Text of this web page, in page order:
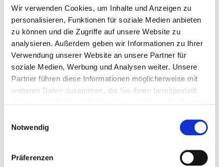
Wir verwenden Cookies, um Inhalte und Anzeigen zu
personalisieren, Funktionen für soziale Medien anbieten
zu können und die Zugriffe auf unsere Website zu
analysieren. Außerdem geben wir Informationen zu Ihrer
Verwendung unserer Website an unsere Partner für
soziale Medien, Werbung und Analysen weiter. Unsere
Partner führen diese Informationen möglicherweise mit
weiteren Daten zusammen, die Sie ihnen bereitgestellt
Notwendig
Präferenzen
Know How
Kompetente Beratung 04504 8009 0
Individuell
Spezialmischungen schon ab 1.5 t
Melden Sie sich jetzt für unseren Newsletter an